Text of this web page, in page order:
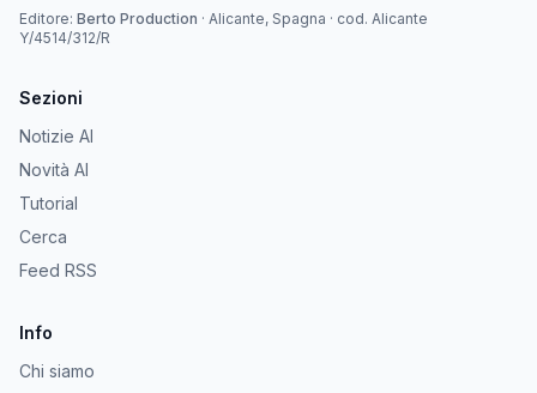
Editore: Berto Production · Alicante, Spagna · cod. Alicante
Y/4514/312/R
Sezioni
Notizie AI
Novità AI
Tutorial
Cerca
Feed RSS
Info
Chi siamo